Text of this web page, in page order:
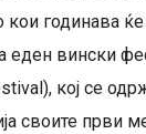
годинава
еден вински
кој се
своите први